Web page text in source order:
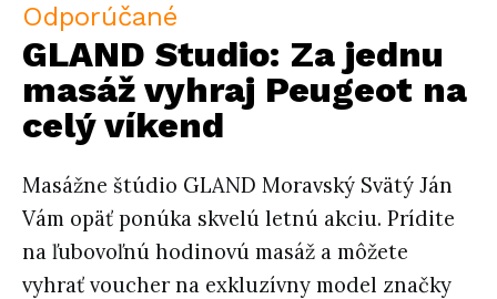
Odporúčané
GLAND Studio: Za jednu
masáž vyhraj Peugeot na
celý víkend
Masážne štúdio GLAND Moravský Svätý Ján
Vám opäť ponúka skvelú letnú akciu. Prídite
na ľubovoľnú hodinovú masáž a môžete
vyhrať voucher na exkluzívny model značky